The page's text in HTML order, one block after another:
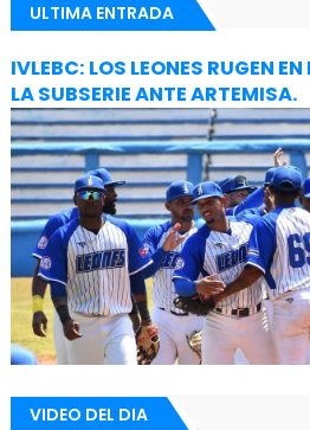
ULTIMA ENTRADA
IVLEBC: LOS LEONES RUGEN
LA SUBSERIE ANTE ARTEMISA.
VIDEO DEL DIA